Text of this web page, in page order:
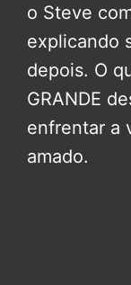
o Steve
explicando
depois. O
GRANDE
enfrentar a
amado.